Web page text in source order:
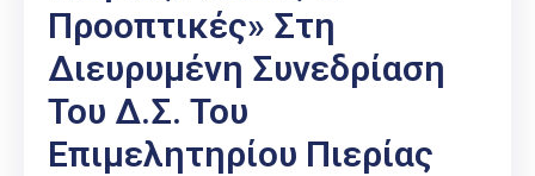
Προοπτικές» Στη
Διευρυμένη Συνεδρίαση
Του Δ.Σ. Του
Επιμελητηρίου Πιερίας